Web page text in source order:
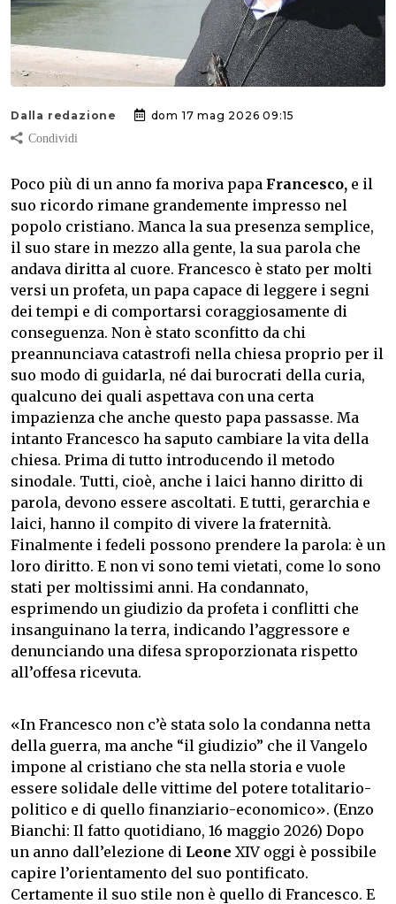
Dalla redazione dom 17 mag 2026 09:15
Poco più di un anno fa moriva papa Francesco, e il
suo ricordo rimane grandemente impresso nel
popolo cristiano. Manca la sua presenza semplice,
il suo stare in mezzo alla gente, la sua parola che
andava diritta al cuore. Francesco è stato per molti
versi un profeta, un papa capace di leggere i segni
dei tempi e di comportarsi coraggiosamente di
conseguenza. Non è stato sconfitto da chi
preannunciava catastrofi nella chiesa proprio per il
suo modo di guidarla, né dai burocrati della curia,
qualcuno dei quali aspettava con una certa
impazienza che anche questo papa passasse. Ma
intanto Francesco ha saputo cambiare la vita della
chiesa. Prima di tutto introducendo il metodo
sinodale. Tutti, cioè, anche i laici hanno diritto di
parola, devono essere ascoltati. E tutti, gerarchia e
laici, hanno il compito di vivere la fraternità.
Finalmente i fedeli possono prendere la parola: è un
loro diritto. E non vi sono temi vietati, come lo sono
stati per moltissimi anni. Ha condannato,
esprimendo un giudizio da profeta i conflitti che
insanguinano la terra, indicando l’aggressore e
denunciando una difesa sproporzionata rispetto
all’offesa ricevuta.
«In Francesco non c’è stata solo la condanna netta
della guerra, ma anche “il giudizio” che il Vangelo
impone al cristiano che sta nella storia e vuole
essere solidale delle vittime del potere totalitario-
politico e di quello finanziario-economico». (Enzo
Bianchi: Il fatto quotidiano, 16 maggio 2026) Dopo
un anno dall’elezione di Leone XIV oggi è possibile
capire l’orientamento del suo pontificato.
Certamente il suo stile non è quello di Francesco. E